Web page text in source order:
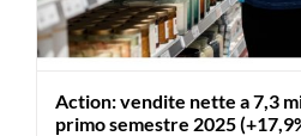
NEWSLETTER
CATEGORIE
Action: vendite nette a 7,3
primo semestre 2025